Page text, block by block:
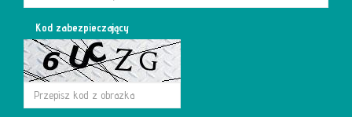
Kod zabezpieczający